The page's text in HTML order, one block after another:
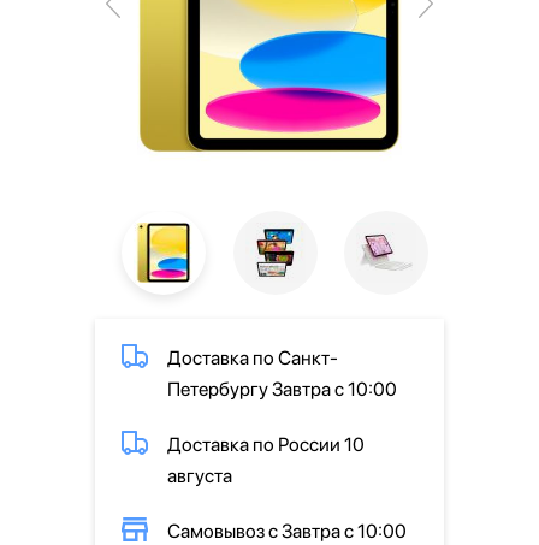
Доставка по Санкт-
Петербургу Завтра с 10:00
Доставка по России 10
августа
Самовывоз с Завтра с 10:00